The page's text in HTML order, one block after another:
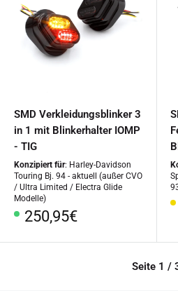
SMD Verkleidungsblinker 3
in 1 mit Blinkerhalter IOMP
- TIG
Konzipiert für: Harley-Davidson
Touring Bj. 94 - aktuell (außer CVO
/ Ultra Limited / Electra Glide
Modelle)
Sonderpreis
250,95€
Seite 1 /